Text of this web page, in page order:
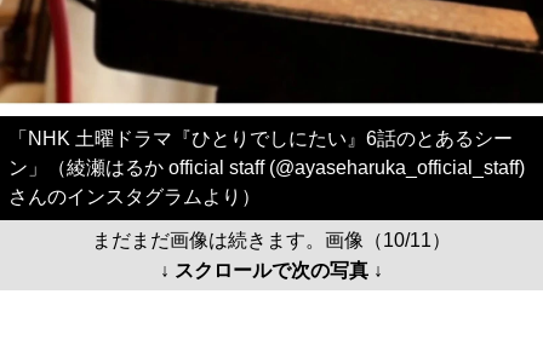
「NHK 土曜ドラマ『ひとりでしにたい』6話のとあるシー
ン」（綾瀬はるか official staff (@ayaseharuka_official_staff)
さんのインスタグラムより）
まだまだ画像は続きます。画像（10/11）
↓ スクロールで次の写真 ↓